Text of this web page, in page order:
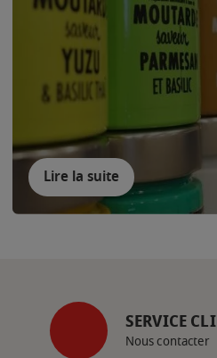
Lire la suite
SERVICE
Nous contacter